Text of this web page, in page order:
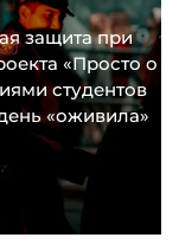
защита при
«Просто о
студентов
«оживила»